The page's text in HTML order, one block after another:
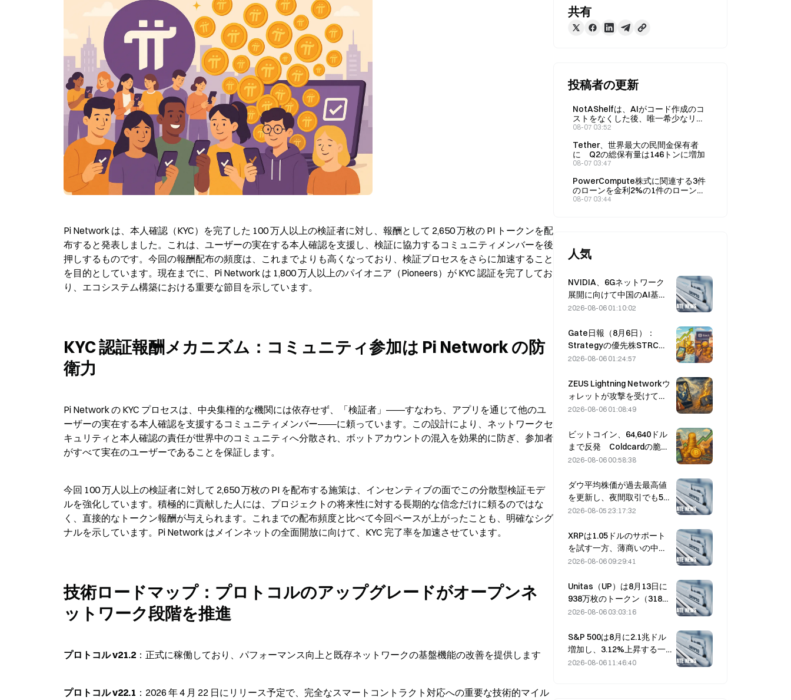
Pi Network は、本人確認（KYC）を完了した 100 万人以上の検証者に対し、報酬として 2,650 万枚の PI トークンを配
布すると発表しました。これは、ユーザーの実在する本人確認を支援し、検証に協力するコミュニティメンバーを後
押しするものです。今回の報酬配布の頻度は、これまでよりも高くなっており、検証プロセスをさらに加速すること
を目的としています。現在までに、Pi Network は 1,800 万人以上のパイオニア（Pioneers）が KYC 認証を完了してお
り、エコシステム構築における重要な節目を示しています。
KYC 認証報酬メカニズム：コミュニティ参加は Pi Network の防
衛力
Pi Network の KYC プロセスは、中央集権的な機関には依存せず、「検証者」――すなわち、アプリを通じて他のユ
ーザーの実在する本人確認を支援するコミュニティメンバー――に頼っています。この設計により、ネットワークセ
キュリティと本人確認の責任が世界中のコミュニティへ分散され、ボットアカウントの混入を効果的に防ぎ、参加者
がすべて実在のユーザーであることを保証します。
今回 100 万人以上の検証者に対して 2,650 万枚の PI を配布する施策は、インセンティブの面でこの分散型検証モデ
ルを強化しています。積極的に貢献した人には、プロジェクトの将来性に対する長期的な信念だけに頼るのではな
く、直接的なトークン報酬が与えられます。これまでの配布頻度と比べて今回ペースが上がったことも、明確なシグ
ナルを示しています。Pi Network はメインネットの全面開放に向けて、KYC 完了率を加速させています。
技術ロードマップ：プロトコルのアップグレードがオープンネ
ットワーク段階を推進
プロトコル v21.2 ：正式に稼働しており、パフォーマンス向上と既存ネットワークの基盤機能の改善を提供します
プロトコル v22.1 ：2026 年 4 月 22 日にリリース予定で、完全なスマートコントラクト対応への重要な技術的マイル
共有
投稿者の更新
NotAShelfは、AIがコード作成のコ
ストをなくした後、唯一希少なリソ
ースは「センス」だと主張してい
08-07 03:52
Tether、世界最大の民間金保有者
に Q2の総保有量は146トンに増加
08-07 03:47
PowerCompute株式に関連する3件
のローンを金利2%の1件のローンに
統合し、307 BTCを担保として差し
08-07 03:44
人気
NVIDIA、6Gネットワーク
展開に向けて中国のAI基地
局サプライヤーを模索
2026-08-06 01:10:02
Gate日報（8月6日）：
Strategyの優先株STRCが
力強く反発、Blockが2026
げる
2026-08-06 01:24:57
ZEUS Lightning Networkウ
ォレットが攻撃を受けて一
時停止、公式はユーザー資
2026-08-06 01:08:49
ビットコイン、64,640ドル
まで反発 Coldcardの脆弱
性を受け、アクティブウォ
準に達する
2026-08-06 00:58:38
ダウ平均株価が過去最高値
を更新し、夜間取引でも5日
続伸を維持；AI投資が上昇
2026-08-05 23:17:32
XRPは1.05ドルのサポート
を試す一方、薄商いの中で
イーサリアムは1,908ドルを
2026-08-06 09:29:41
Unitas（UP）は8月13日に
938万枚のトークン（318万
ドル相当）をアンロックす
2026-08-06 03:03:16
S&P 500は8月に2.1兆ドル
増加し、3.12%上昇する一
方、Bitcoinはわずか2%の
2026-08-06 11:46:40